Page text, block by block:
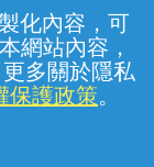
化內容，可
網站內容，
多關於隱私
保護政策。
隱私權保護
分公司